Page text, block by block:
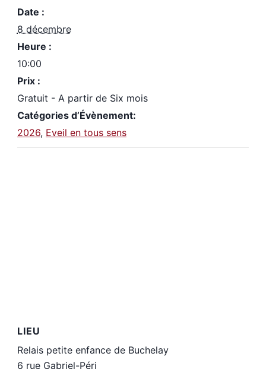
Date :
8 décembre
Heure :
10:00
Prix :
Gratuit - A partir de Six mois
Catégories d’Évènement:
2026, Eveil en tous sens
LIEU
Relais petite enfance de Buchelay
6 rue Gabriel-Péri